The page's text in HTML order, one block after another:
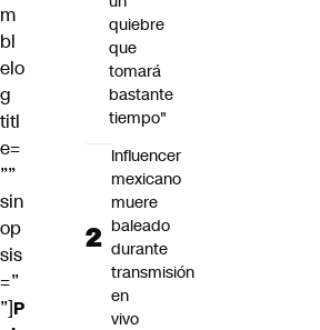
m
bl
elo
g
titl
e=
””
sin
op
sis
=”
”]P
quiebre
que
tomará
bastante
tiempo"
Influencer
mexicano
muere
baleado
durante
transmisión
en
vivo